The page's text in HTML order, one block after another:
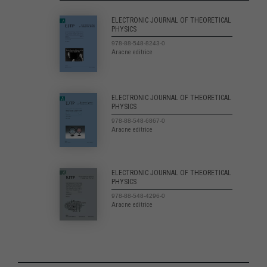
ELECTRONIC JOURNAL OF THEORETICAL
PHYSICS
978-88-548-8243-0
Aracne editrice
ELECTRONIC JOURNAL OF THEORETICAL
PHYSICS
978-88-548-6867-0
Aracne editrice
ELECTRONIC JOURNAL OF THEORETICAL
PHYSICS
978-88-548-4296-0
Aracne editrice